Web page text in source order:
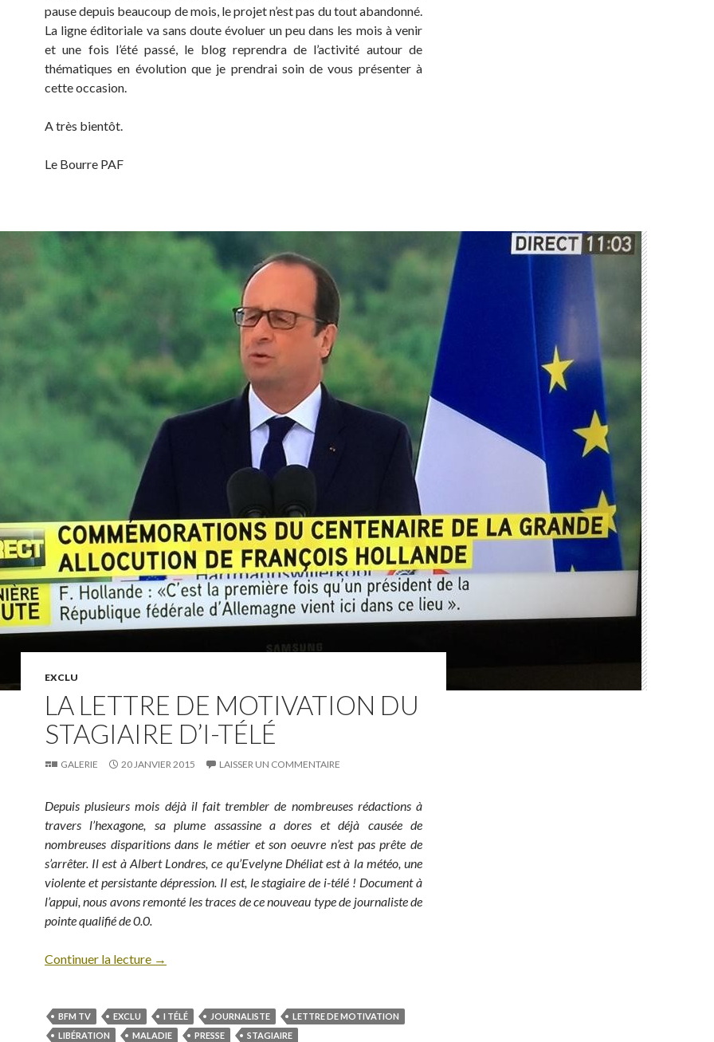
pause depuis beaucoup de mois, le projet n’est pas du tout abandonné.
La ligne éditoriale va sans doute évoluer un peu dans les mois à venir
et une fois l’été passé, le blog reprendra de l’activité autour de
thématiques en évolution que je prendrai soin de vous présenter à
cette occasion.
A très bientôt.
Le Bourre PAF
EXCLU
LA LETTRE DE MOTIVATION DU
STAGIAIRE D’I-TÉLÉ
GALERIE 20 JANVIER 2015 LAISSER UN COMMENTAIRE
Depuis plusieurs mois déjà il fait trembler de nombreuses rédactions à
travers l’hexagone, sa plume assassine a dores et déjà causée de
nombreuses disparitions dans le métier et son oeuvre n’est pas prête de
s’arrêter. Il est à Albert Londres, ce qu’Evelyne Dhéliat est à la météo, une
violente et persistante dépression. Il est, le stagiaire de i-télé ! Document à
l’appui, nous avons remonté les traces de ce nouveau type de journaliste de
pointe qualifié de 0.0.
Continuer la lecture →
BFM TV EXCLU I TÉLÉ JOURNALISTE
LETTRE DE MOTIVATION
LIBÉRATION
MALADIE PRESSE STAGIAIRE